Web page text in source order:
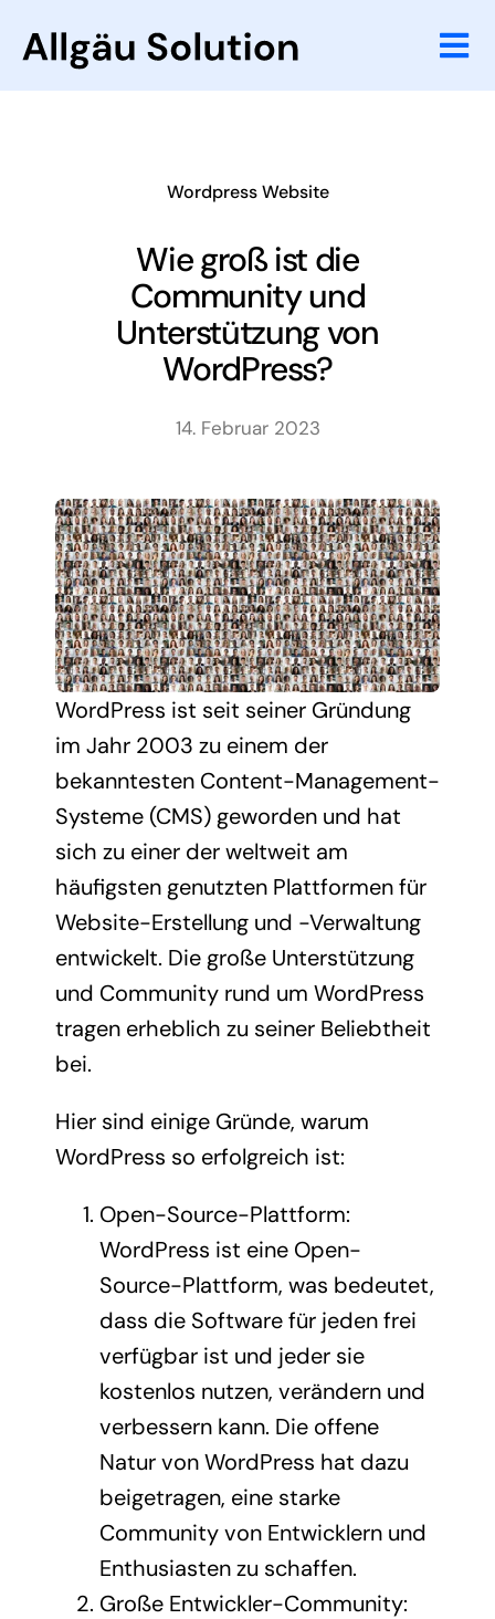
Inhalt
springen
Referenzen
Agentur
Wordpress Website
Wie groß ist die
Community und
Unterstützung von
WordPress?
14. Februar 2023
WordPress ist seit seiner Gründung
im Jahr 2003 zu einem der
bekanntesten Content-Management-
Systeme (CMS) geworden und hat
sich zu einer der weltweit am
häufigsten genutzten Plattformen für
Website-Erstellung und -Verwaltung
entwickelt. Die große Unterstützung
und Community rund um WordPress
tragen erheblich zu seiner Beliebtheit
bei.
Hier sind einige Gründe, warum
WordPress so erfolgreich ist:
Open-Source-Plattform:
WordPress ist eine Open-
Source-Plattform, was bedeutet,
dass die Software für jeden frei
verfügbar ist und jeder sie
kostenlos nutzen, verändern und
verbessern kann. Die offene
Natur von WordPress hat dazu
beigetragen, eine starke
Community von Entwicklern und
Enthusiasten zu schaffen.
Große Entwickler-Community: